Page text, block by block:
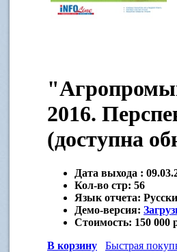
2016.
(доступна
Дата выхода :
Кол-во стр: 56
Язык отчета:
Демо-версия:
Стоимость: 150 000
В корзину
Быстрая